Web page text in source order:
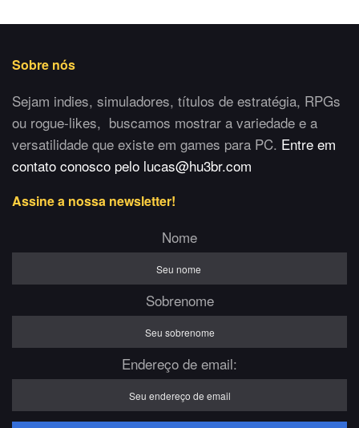
Sobre nós
Sejam indies, simuladores, títulos de estratégia, RPGs
ou rogue-likes, buscamos mostrar a variedade e a
versatilidade que existe em games para PC. Entre em
contato conosco pelo lucas@hu3br.com
Assine a nossa newsletter!
Nome
Sobrenome
Endereço de email: